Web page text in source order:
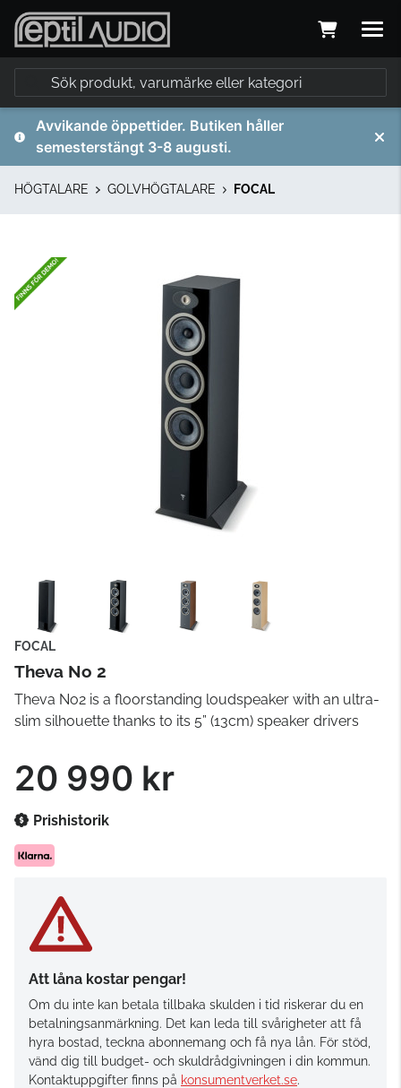
Avvikande öppettider. Butiken håller
semesterstängt 3-8 augusti.
HÖGTALARE GOLVHÖGTALARE FOCAL
FOCAL
Theva No 2
Theva No2 is a floorstanding loudspeaker with an ultra-
slim silhouette thanks to its 5” (13cm) speaker drivers
20 990 kr
Prishistorik
Att låna kostar pengar!
Om du inte kan betala tillbaka skulden i tid riskerar du en
betalningsanmärkning. Det kan leda till svårigheter att få
hyra bostad, teckna abonnemang och få nya lån. För stöd,
vänd dig till budget- och skuldrådgivningen i din kommun.
Kontaktuppgifter finns på konsumentverket.se.